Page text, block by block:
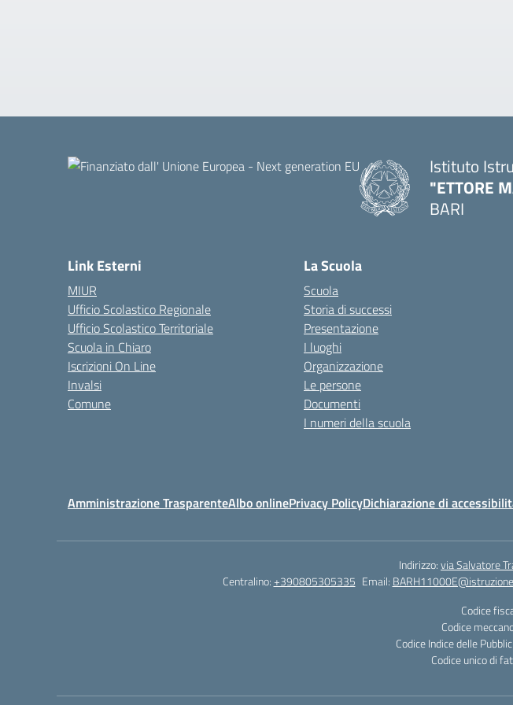
Istituto
"ETTORE
BARI
Link Esterni
MIUR
Ufficio Scolastico Regionale
Ufficio Scolastico Territoriale
Scuola in Chiaro
Iscrizioni On Line
Invalsi
Comune
La Scuola
Scuola
Storia di successi
Presentazione
I luoghi
Organizzazione
Le persone
Documenti
I numeri della scuola
Amministrazione TrasparenteAlbo onlinePrivacy PolicyDichiarazione di
Indirizzo:via Salvatore
Centralino:+390805305335 Email:
Codice
Codice
Codice Indice delle
Codice unico di